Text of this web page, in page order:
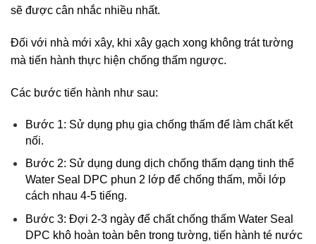
sẽ được cân nhắc nhiều nhất.
Đối với nhà mới xây, khi xây gạch xong không trát tường
mà tiến hành thực hiện chống thấm ngược.
Các bước tiến hành như sau:
Bước 1: Sử dụng phụ gia chống thấm để làm chất kết
nối.
Bước 2: Sử dụng dung dịch chống thấm dạng tinh thể
Water Seal DPC phun 2 lớp để chống thấm, mỗi lớp
cách nhau 4-5 tiếng.
Bước 3: Đợi 2-3 ngày để chất chống thấm Water Seal
DPC khô hoàn toàn bên trong tường, tiến hành té nước